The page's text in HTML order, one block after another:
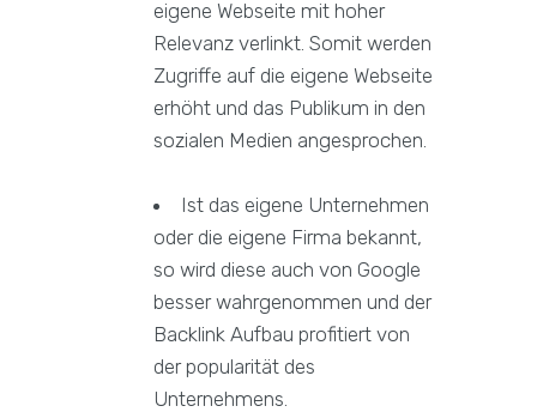
eigene Webseite mit hoher
Relevanz verlinkt. Somit werden
Zugriffe auf die eigene Webseite
erhöht und das Publikum in den
sozialen Medien angesprochen.
Ist das eigene Unternehmen
oder die eigene Firma bekannt,
so wird diese auch von Google
besser wahrgenommen und der
Backlink Aufbau profitiert von
der popularität des
Unternehmens.